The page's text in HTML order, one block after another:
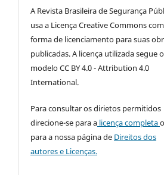
A Revista Brasileira de Segurança
usa a Licença Creative Commons
forma de licenciamento para suas
publicadas. A licença utilizada segue o
modelo CC BY 4.0 - Attribution 4.0
International.
Para consultar os dirietos permitidos
direcione-se para a licença completa
para a nossa página de Direitos dos
autores e Licenças.